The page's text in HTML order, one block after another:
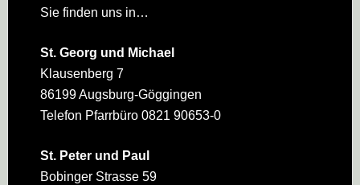
Sie finden uns in…
St. Georg und Michael
Klausenberg 7
86199 Augsburg-Göggingen
Telefon Pfarrbüro 0821 90653-0
St. Peter und Paul
Bobinger Strasse 59